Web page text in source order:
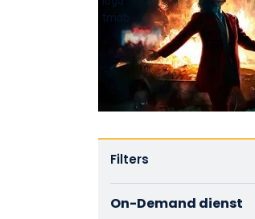
Filters
On-Demand dienst